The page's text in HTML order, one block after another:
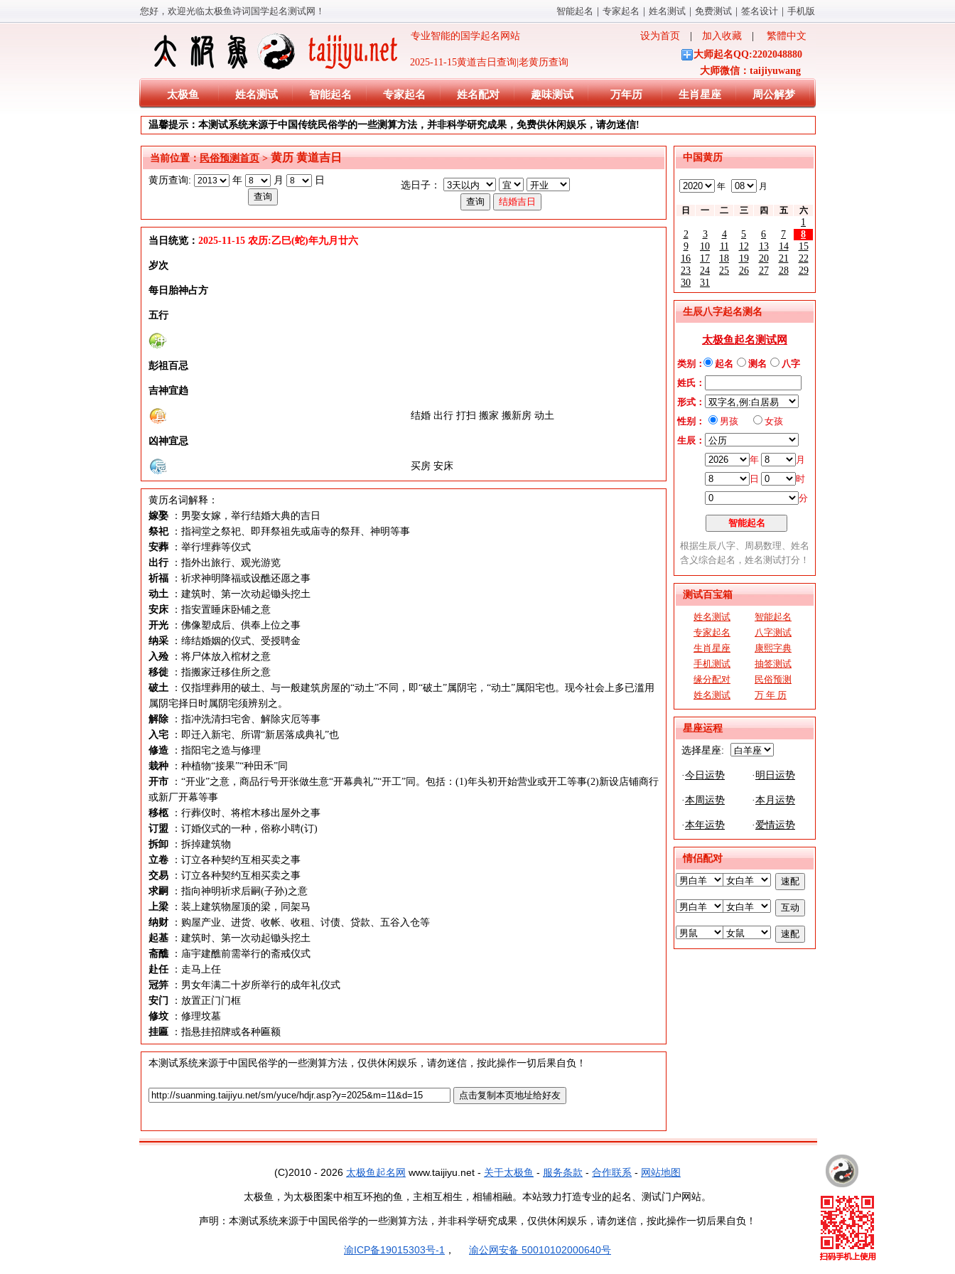
智能起名 ｜ 专家起名 ｜ 姓名测试 ｜ 免费测试 ｜ 签名设计 ｜ 手机版
您好，欢迎光临太极鱼诗词国学起名测试网！
2025-11-15黄道吉日查询|老黄历查询
专业智能的国学起名网站 设为首页 加入收藏
繁體中文
大师起名QQ:2202048880
大师微信：taijiyuwang
太极鱼 姓名测试 智能起名 专家起名 姓名配对 趣味测试 万年历 生肖星座 周公解梦
温馨提示：本测试系统来源于中国传统民俗学的一些测算方法，并非科学研究成果，免费供休闲娱乐，请勿迷信!
中国黄历
年 月
日 一 二 三 四 五 六
1
2
3 4 5 6 7
8
9
10 11 12 13 14
15
16
17 18 19 20 21
22
23
24 25 26 27 28
29
30
31
生辰八字起名测名
测试百宝箱
姓名测试
智能起名
专家起名
八字测试
生肖星座
康熙字典
手机测试
抽签测试
缘分配对
民俗预测
姓名测试
万 年 历
星座运程
选择星座:
·今日运势 · 明日运势
·本周运势 ·本月运势
·本年运势 ·爱情运势
情侣配对
当前位置：民俗预测首页>黄历 黄道吉日
黄历查询: 年 月 日 选日子：
当日统览： 2025-11-15 农历:乙巳(蛇)年九月廿六
岁次
每日胎神占方
五行
彭祖百忌
吉神宜趋
结婚 出行 打扫 搬家 搬新房 动土
凶神宜忌
买房 安床
黄历名词解释：
嫁娶
：男娶女嫁，举行结婚大典的吉日
祭祀 ：指祠堂之祭祀、即拜祭祖先或庙寺的祭拜、神明等事
安葬
：举行埋葬等仪式
出行 ：指外出旅行、观光游览
祈福
：祈求神明降福或设醮还愿之事
动土
：建筑时、第一次动起锄头挖土
安床
：指安置睡床卧铺之意
开光
：佛像塑成后、供奉上位之事
纳采
：缔结婚姻的仪式、受授聘金
入殓
：将尸体放入棺材之意
移徙
：指搬家迁移住所之意
破土
：仅指埋葬用的破土、与一般建筑房屋的“动土”不同，即“破土”属阴宅，“动土”属阳宅也。现今社会上多已滥用
属阴宅择日时属阴宅须辨别之。
解除
：指冲洗清扫宅舍、解除灾厄等事
入宅
：即迁入新宅、所谓“新居落成典礼”也
修造
：指阳宅之造与修理
栽种
：种植物“接果”“种田禾”同
开市
：“开业”之意，商品行号开张做生意“开幕典礼”“开工”同。包括：(1)年头初开始营业或开工等事(2)新设店铺商行
或新厂开幕等事
移柩
：行葬仪时、将棺木移出屋外之事
订盟
：订婚仪式的一种，俗称小聘(订)
拆卸
：拆掉建筑物
立卷
：订立各种契约互相买卖之事
交易
：订立各种契约互相买卖之事
求嗣
：指向神明祈求后嗣(子孙)之意
上梁
：装上建筑物屋顶的梁，同架马
纳财
：购屋产业、进货、收帐、收租、讨债、贷款、五谷入仓等
起基
：建筑时、第一次动起锄头挖土
斋醮 ：庙宇建醮前需举行的斋戒仪式
赴任 ：走马上任
冠笄
：男女年满二十岁所举行的成年礼仪式
安门
：放置正门门框
修坟
：修理坟墓
挂匾
：指悬挂招牌或各种匾额
本测试系统来源于中国民俗学的一些测算方法，仅供休闲娱乐，请勿迷信，按此操作一切后果自负！
(C)2010 - 2026 太极鱼起名网 www.taijiyu.net - 关于太极鱼 - 服务条款 - 合作联系 - 网站地图
太极鱼，为太极图案中相互环抱的鱼，主相互相生，相辅相融。本站致力打造专业的起名、测试门户网站。
声明：本测试系统来源于中国民俗学的一些测算方法，并非科学研究成果，仅供休闲娱乐，请勿迷信，按此操作一切后果自负！
渝ICP备19015303号-1 ， 渝公网安备 50010102000640号